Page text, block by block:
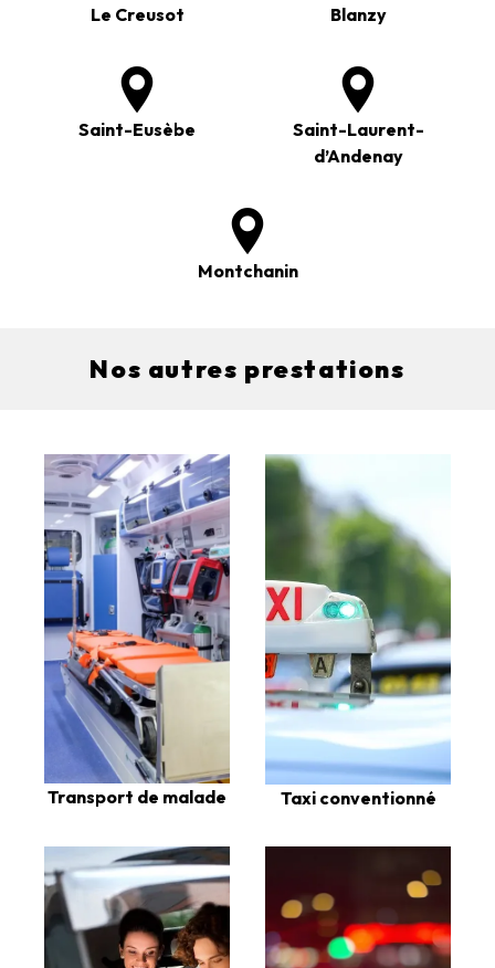
Le Creusot Blanzy
Saint-Eusèbe
Saint-Laurent-
d’Andenay
Montchanin
Nos autres prestations
Transport de malade Taxi conventionné